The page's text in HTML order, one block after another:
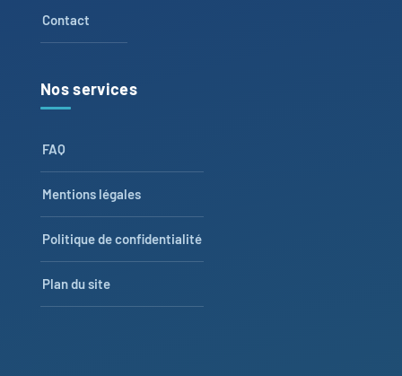
Contact
Nos services
FAQ
Mentions légales
Politique de confidentialité
Plan du site